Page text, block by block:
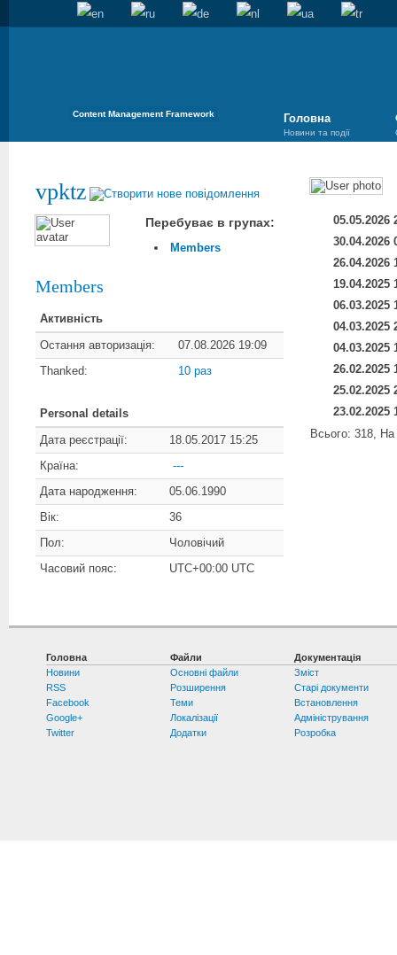
Content Management Framework Головна
Новини та події
vpktz
Перебуває в групах:
Members
Members
Активність
Остання авторизація:
07.08.2026 19:09
Thanked:
10 раз
Personal details
Дата реєстрації:
18.05.2017 15:25
Країна:
---
Дата народження:
05.06.1990
Вік:
36
Пол:
Чоловічий
Часовий пояс:
UTC+00:00 UTC
05.05.2026
30.04.2026
26.04.2026
19.04.2025
06.03.2025
04.03.2025
04.03.2025
26.02.2025
25.02.2025
23.02.2025
Всього: 318, На
Головна
Новини
RSS
Facebook
Google+
Twitter
Файли
Основні файли
Розширення
Теми
Локалізації
Додатки
Документація
Зміст
Старі документи
Встановлення
Адміністрування
Розробка